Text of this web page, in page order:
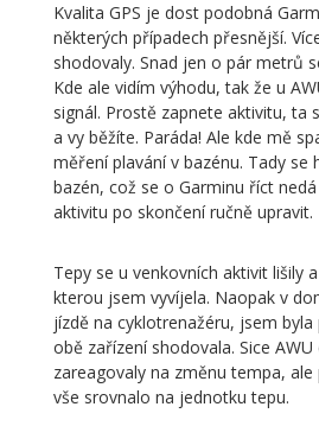
Kvalita GPS je dost podobná
některých případech přesnější.
shodovaly. Snad jen o pár metrů
Kde ale vidím výhodu, tak že u
signál. Prostě zapnete aktivitu, ta
a vy běžíte. Paráda! Ale kde mě
měření plavání v bazénu. Tady se
bazén, což se o Garminu říct
aktivitu po skončení ručně upravit.
Tepy se u venkovních aktivit lišily
kterou jsem vyvíjela. Naopak v
jízdě na cyklotrenažéru, jsem
obě zařízení shodovala. Sice
zareagovaly na změnu tempa,
vše srovnalo na jednotku tepu.